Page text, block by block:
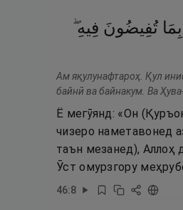
بِمَا تُفِيضُونَ فِيهِ ۖ
Ам яқулунафтароҳ. Қул
байнӣ ва байнакум. Ва
Ё мегӯянд: «Он
чизеро наметавонед
таън мезанед), Аллоҳ
Ӯст омурзгору
46:8